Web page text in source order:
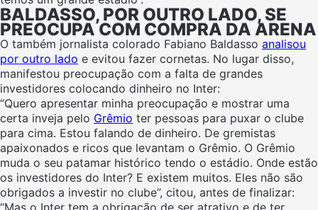
BALDASSO, POR OUTRO LADO, SE
PREOCUPA COM COMPRA DA ARENA
O também jornalista colorado Fabiano Baldasso analisou
por outro lado e evitou fazer cornetas. No lugar disso,
manifestou preocupação com a falta de grandes
investidores colocando dinheiro no Inter:
“Quero apresentar minha preocupação e mostrar uma
certa inveja pelo Grêmio ter pessoas para puxar o clube
para cima. Estou falando de dinheiro. De gremistas
apaixonados e ricos que levantam o Grêmio. O Grêmio
muda o seu patamar histórico tendo o estádio. Onde estão
os investidores do Inter? E existem muitos. Eles não são
obrigados a investir no clube”, citou, antes de finalizar:
“Mas o Inter tem a obrigação de ser atrativo e de ter